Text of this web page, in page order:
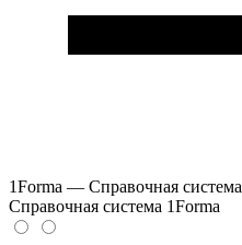
1Forma — Справочная система
Справочная система 1Forma